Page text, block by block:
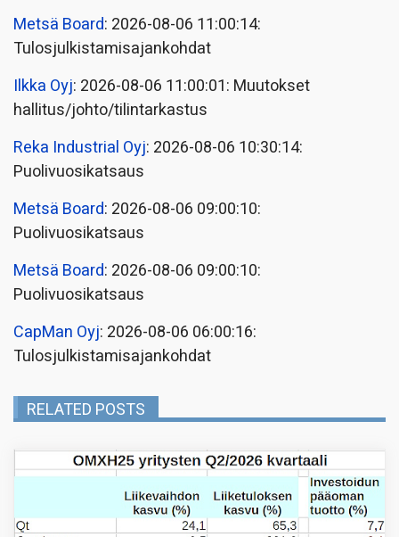
Metsä Board: 2026-08-06 11:00:14:
Tulosjulkistamisajankohdat
Ilkka Oyj: 2026-08-06 11:00:01: Muutokset
hallitus/johto/tilintarkastus
Reka Industrial Oyj: 2026-08-06 10:30:14:
Puolivuosikatsaus
Metsä Board: 2026-08-06 09:00:10:
Puolivuosikatsaus
Metsä Board: 2026-08-06 09:00:10:
Puolivuosikatsaus
CapMan Oyj: 2026-08-06 06:00:16:
Tulosjulkistamisajankohdat
RELATED POSTS